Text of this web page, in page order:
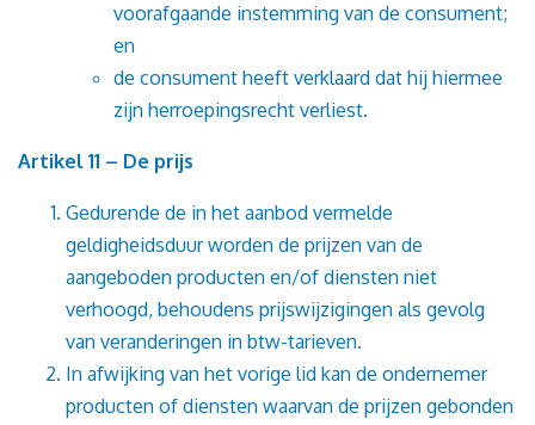
voorafgaande instemming van de consument;
en
de consument heeft verklaard dat hij hiermee
zijn herroepingsrecht verliest.
Artikel 11 – De prijs
Gedurende de in het aanbod vermelde
geldigheidsduur worden de prijzen van de
aangeboden producten en/of diensten niet
verhoogd, behoudens prijswijzigingen als gevolg
van veranderingen in btw-tarieven.
In afwijking van het vorige lid kan de ondernemer
producten of diensten waarvan de prijzen gebonden